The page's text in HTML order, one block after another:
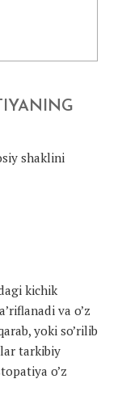
shaklini
kichik
va o’z
yoki so’rilib
tarkibiy
o’z